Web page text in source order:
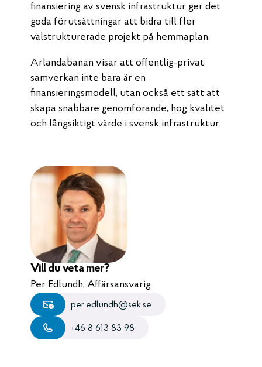
finansiering av svensk infrastruktur ger det
goda förutsättningar att bidra till fler
välstrukturerade projekt på hemmaplan.
Arlandabanan visar att offentlig-privat
samverkan inte bara är en
finansieringsmodell, utan också ett sätt att
skapa snabbare genomförande, hög kvalitet
och långsiktigt värde i svensk infrastruktur.
Vill du veta mer?
Per Edlundh, Affärsansvarig
per.edlundh@sek.se
+46 8 613 83 98